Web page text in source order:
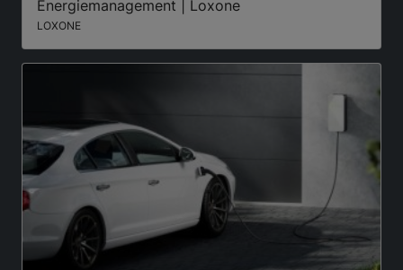
Energiemanagement | Loxone
LOXONE